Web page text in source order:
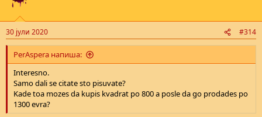
30 јули 2020 #314
PerAspera напиша:
Interesno.
Samo dali se citate sto pisuvate?
Kade toa mozes da kupis kvadrat po 800 a posle da go prodades po
1300 evra?